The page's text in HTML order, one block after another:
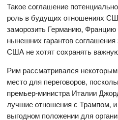
Такое соглашение
роль в будущих отношениях
заморозить Германию,
нынешних гарантов
США не хотят сохранять
Рим рассматривался
место для переговоров,
премьер-министра Италии
лучшие отношения с Трампом,
выгодном положении для